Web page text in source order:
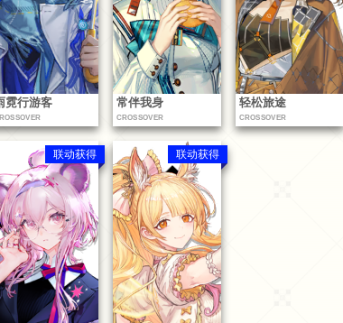
霓行游客 常伴我身
CROSSOVER
轻松旅途
CROSSOVER
联动获得 联动获得